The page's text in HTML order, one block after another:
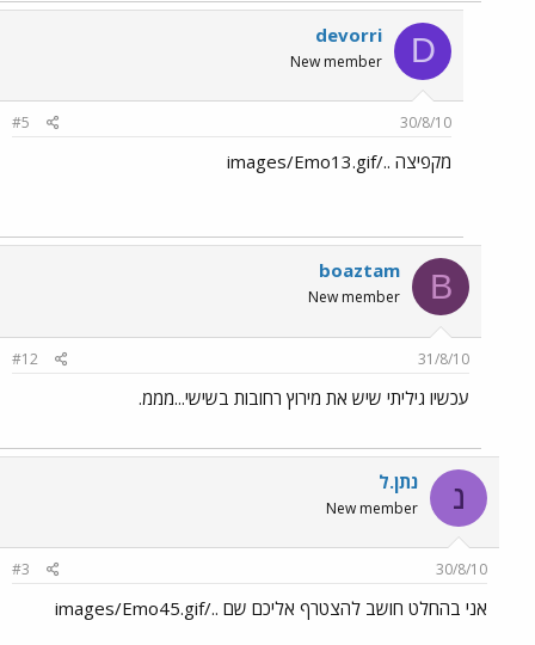
D
devorri
New member
30/8/10
#5
מקפיצה ../images/Emo13.gif
B
boaztam
New member
31/8/10
#12
עכשיו גיליתי שיש את מירוץ רחובות בשישי...מממ.
נ נתן.ל
New member
30/8/10
#3
אני בהחלט חושב להצטרף אליכם שם ../images/Emo45.gif